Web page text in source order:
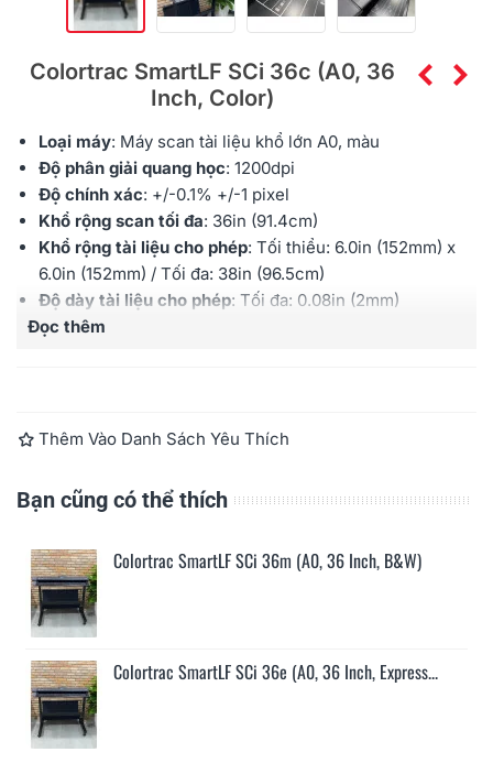
Colortrac SmartLF SCi 36c (A0, 36
Inch, Color)
Loại máy: Máy scan tài liệu khổ lớn A0, màu
Độ phân giải quang học: 1200dpi
Độ chính xác: +/-0.1% +/-1 pixel
Khổ rộng scan tối đa: 36in (91.4cm)
Khổ rộng tài liệu cho phép: Tối thiểu: 6.0in (152mm) x
6.0in (152mm) / Tối đa: 38in (96.5cm)
Độ dày tài liệu cho phép: Tối đa: 0.08in (2mm)
Chiều dài scan tối đa
Tốc độ scan:1-bit mono/8-bit greyscale (inch/giây)
@200dpi:
6 (152mm/s)
Kết nối:SuperSpeed USB 3.0;
Đọc thêm
Thêm Vào Danh Sách Yêu Thích
Bạn cũng có thể thích
Colortrac SmartLF SCi 36m (A0, 36 Inch, B&W)
Colortrac SmartLF SCi 36e (A0, 36 Inch, Express...